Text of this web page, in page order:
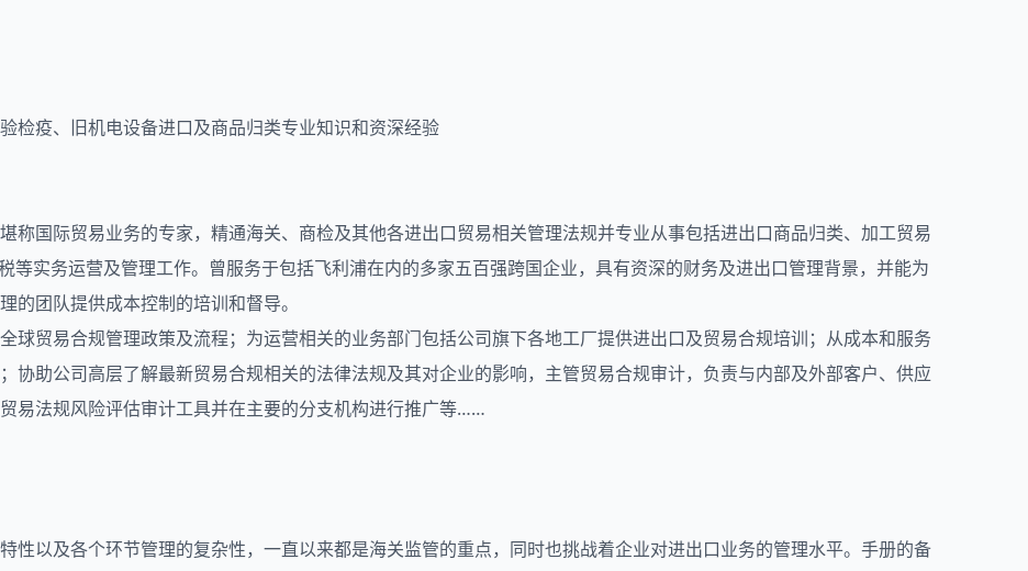
检疫、旧机电设备进口及商品归类专业知识和资深经验
称国际贸易业务的专家，精通海关、商检及其他各进出口贸易相关管理法规并专业从事包括进出口商品归类、加工贸易
等实务运营及管理工作。曾服务于包括飞利浦在内的多家五百强跨国企业，具有资深的财务及进出口管理背景，并能为
的团队提供成本控制的培训和督导。
球贸易合规管理政策及流程；为运营相关的业务部门包括公司旗下各地工厂提供进出口及贸易合规培训；从成本和服务
协助公司高层了解最新贸易合规相关的法律法规及其对企业的影响，主管贸易合规审计，负责与内部及外部客户、供应
易法规风险评估审计工具并在主要的分支机构进行推广等……
性以及各个环节管理的复杂性，一直以来都是海关监管的重点，同时也挑战着企业对进出口业务的管理水平。手册的备